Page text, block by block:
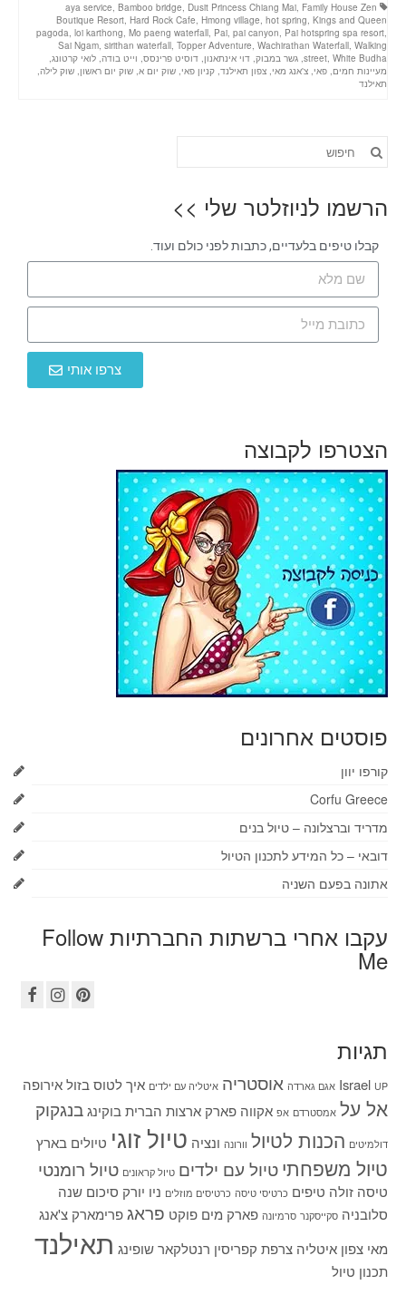
aya service, Bamboo bridge, Dusit Princess Chiang Mai, Family House Zen
Boutique Resort, Hard Rock Cafe, Hmong village, hot spring, Kings and Queen
pagoda, loi karthong, Mo paeng waterfall, Pai, pai canyon, Pai hotspring spa resort,
Sai Ngam, sirithan waterfall, Topper Adventure, Wachirathan Waterfall, Walking
street, White Budha
, גשר במבוק, דוי אינתאנון, דוסיט פרינסס, וייט בודה, לואי קרטונג,
מעיינות חמים, פאי, צ'אנג מאי, צפון תאילנד, קניון פאי, שוק יום א, שוק יום ראשון, שוק לילה,
תאילנד
הרשמו לניוזלטר שלי >>
קבלו טיפים בלעדיים, כתבות לפני כולם ועוד.
צרפו אותי
הצטרפו לקבוצה
פוסטים אחרונים
קורפו יוון
Corfu Greece
מדריד וברצלונה – טיול בנים
דובאי – כל המידע לתכנון הטיול
אתונה בפעם השניה
עקבו אחרי ברשתות החברתיות Follow
Me
תגיות
Israel UP אגם גארדה אוסטריה איטליה עם ילדים איך לטוס בזולאירופה
אל על אמסטרדם אפ אקווה פארק ארצות הברית בוקינגבנגקוק
דולמיטים הכנות לטיול וורונה ונציה טיול זוגי טיולים בארץ
טיול משפחתיטיול עם ילדים טיול קראונים טיול רומנטי
טיסה זולה טיפים כרטיסי טיסה כרטיסים מוזלים ניו יורק סיכום שנה
סלובניה סקייסקנר סרמיונה פארק מים פוקט פראג פרימארק צ'אנג
מאי צפון איטליה צרפת קפריסין רנטלקארשופינג תאילנד
תכנון טיול